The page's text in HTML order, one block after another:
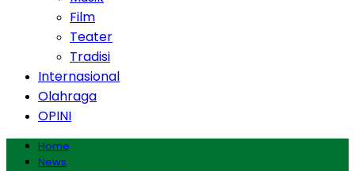
Film
Teater
Tradisi
Internasional
Olahraga
OPINI
Home
News